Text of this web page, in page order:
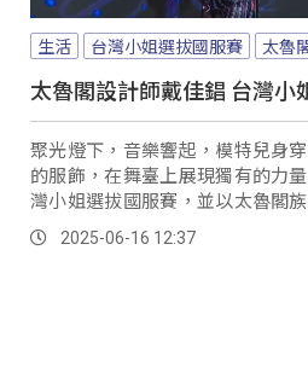
生活 台灣小姐選拔國服賽 太魯
太魯閣設計師戴佳錩 台灣小
聚光燈下，音樂響起，模特兒身
的服飾，在舞臺上展現獨有的力
灣小姐選拔國服賽，並以太魯閣
出自於花蓮秀林鄉的太魯閣族設
出結合族群與時尚的國服作品。
2025-06-16 12:37